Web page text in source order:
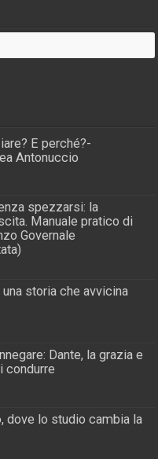
E perché?-
Antonuccio
spezzarsi: la
Manuale pratico di
Governale
storia che avvicina
Dante, la grazia e
condurre
dove lo studio cambia la